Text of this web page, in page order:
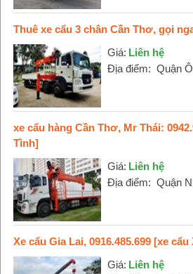
Thuê xe cẩu 3 chân Cần Thơ, gọi
Giá: Liên hệ
Địa điểm: Quận
xe cẩu hàng Cần Thơ, Mr Thái:
Tình]
Giá: Liên hệ
Địa điểm: Quận
Xe cẩu Gia Lai, 0916.485.699 [xe
Giá: Liên hệ